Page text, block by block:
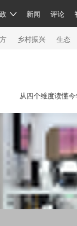
新闻 评论
领袖习近平 联播+
片库 栏目大全
海外频道
乡村振兴 生态
评论 经济 军事
天天
小央直播 直播中国
快看 蓝海中国
2026年世界杯
从四个维度读懂